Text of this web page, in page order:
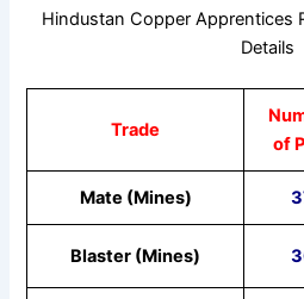
Hindustan Copper Apprentices
Details
Trade
of
Mate (Mines)
Blaster (Mines)